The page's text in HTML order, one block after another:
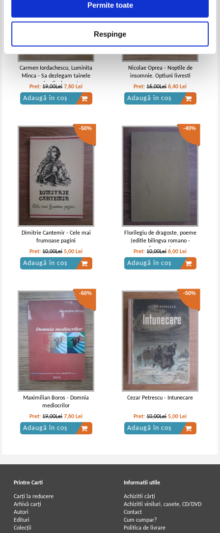
Permite toate
Respinge
Carmen Iordachescu, Luminita
Minca - Sa dezlegam tainele
comunicarii, clasa a I-a,
semestrul II
Pret:19,00Lei 7,60 Lei
Adaugă în coș
Nicolae Oprea - Noptile de
insomnie. Optiuni livresti
Pret:16,00Lei 6,40 Lei
Adaugă în coș
-50%
Dimitrie Cantemir - Cele mai
frumoase pagini
Pret:10,00Lei 5,00 Lei
Adaugă în coș
-40%
Florilegiu de dragoste, poeme
(editie bilingva romano -
franceza)
Pret:10,00Lei 6,00 Lei
Adaugă în coș
-60%
Maximilian Boros - Domnia
mediocrilor
Pret:19,00Lei 7,60 Lei
Adaugă în coș
-50%
Cezar Petrescu - Intunecare
Pret:10,00Lei 5,00 Lei
Adaugă în coș
Printre Carti
Carți la reducere
Arhivă carți
Autori
Edituri
Colecții
Informatii utile
Achizitii cărți
Achizitii viniluri, casete, CD/DVD
Contact
Cum cumpar?
Politica de livrare